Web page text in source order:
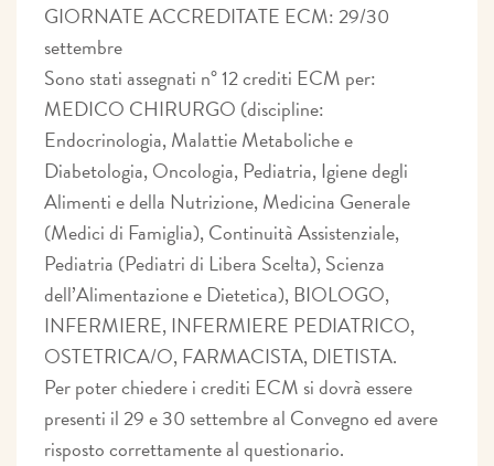
GIORNATE ACCREDITATE ECM: 29/30
settembre
Sono stati assegnati n° 12 crediti ECM per:
MEDICO CHIRURGO (discipline:
Endocrinologia, Malattie Metaboliche e
Diabetologia, Oncologia, Pediatria, Igiene degli
Alimenti e della Nutrizione, Medicina Generale
(Medici di Famiglia), Continuità Assistenziale,
Pediatria (Pediatri di Libera Scelta), Scienza
dell’Alimentazione e Dietetica), BIOLOGO,
INFERMIERE, INFERMIERE PEDIATRICO,
OSTETRICA/O, FARMACISTA, DIETISTA.
Per poter chiedere i crediti ECM si dovrà essere
presenti il 29 e 30 settembre al Convegno ed avere
risposto correttamente al questionario.